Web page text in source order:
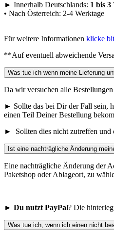
► Innerhalb Deutschlands: 1 bis 3
• Nach Österreich: 2-4 Werktage
Für weitere Informationen klicke
**Auf eventuell abweichende
Was tue ich wenn meine Lieferung
Da wir versuchen alle
► Sollte das bei Dir der Fall sein,
einen Teil Deiner Bestellung
► Sollten dies nicht zutreffen und
Ist eine nachträgliche Änderung
Eine nachträgliche Änderung der
Paketshop oder Ablageort, zu
► Du nutzt PayPal? Die
Was tue ich, wenn ich einen nicht